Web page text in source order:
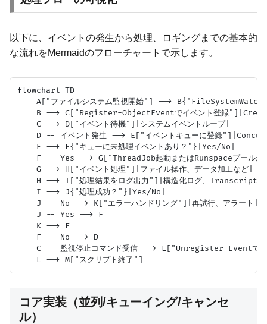
以下に、イベントの発生から処理、ロギングまでの基本的
な流れをMermaidのフローチャートで示します。
flowchart TD
A["ファイルシステム監視開始"] -->
B --> C["Register-ObjectEventでイベント登録
    C --> D["イベント待機"]|システムイベントループ|
D -- イベント発生 --> E["イベントキューに登録
    E --> F{"キューに未処理イベントあり？"}|Yes/No|
F -- Yes --> G["ThreadJob起動またはRunspaceプールか
    G --> H["イベント処理"]|ファイル操作、データ加工など|
    H --> I["処理結果をログ出力"]|構造化ログ、Transcript|
    I --> J{"処理成功？"}|Yes/No|
    J -- No --> K["エラーハンドリング"]|再試行、アラート|
    J -- Yes --> F
    K --> F
    F -- No --> D
C -- 監視停止コマンド受信 --> L["Unregister-Eventでイ
コア実装（並列/キューイング/キャンセ
ル）